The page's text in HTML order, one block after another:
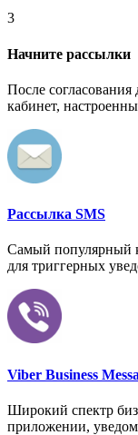
3
Начните рассылки
После
кабинет,
Рассылка SMS
Самый популярный
для триггерных
Viber Business
Широкий спектр
приложении,